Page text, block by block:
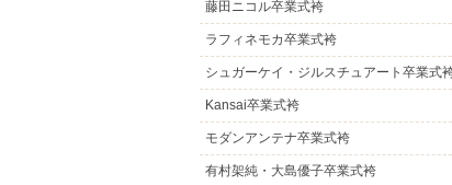
藤田ニコル卒業式袴
ラフィネモカ卒業式袴
シュガーケイ・ジルスチュアート卒業式
Kansai卒業式袴
モダンアンテナ卒業式袴
有村架純・大島優子卒業式袴